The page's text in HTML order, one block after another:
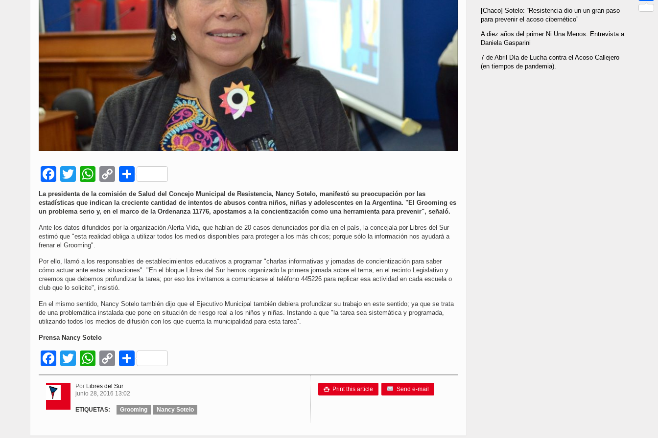
Facebook
TwitterWhatsApp
Copy
Link
Compartir
La presidenta de la comisión de Salud del Concejo Municipal de Resistencia, Nancy Sotelo, manifestó su preocupación por las
estadísticas que indican la creciente cantidad de intentos de abusos contra niños, niñas y adolescentes en la Argentina. "El Grooming es
un problema serio y, en el marco de la Ordenanza 11776, apostamos a la concientización como una herramienta para prevenir", señaló.
Ante los datos difundidos por la organización Alerta Vida, que hablan de 20 casos denunciados por día en el país, la concejala por Libres del Sur
estimó que "esta realidad obliga a utilizar todos los medios disponibles para proteger a los más chicos; porque sólo la información nos ayudará a
frenar el Grooming".
Por ello, llamó a los responsables de establecimientos educativos a programar "charlas informativas y jornadas de concientización para saber
cómo actuar ante estas situaciones". "En el bloque Libres del Sur hemos organizado la primera jornada sobre el tema, en el recinto Legislativo y
creemos que debemos profundizar la tarea; por eso los invitamos a comunicarse al teléfono 445226 para replicar esa actividad en cada escuela o
club que lo solicite", insistió.
En el mismo sentido, Nancy Sotelo también dijo que el Ejecutivo Municipal también debiera profundizar su trabajo en este sentido; ya que se trata
de una problemática instalada que pone en situación de riesgo real a los niños y niñas. Instando a que "la tarea sea sistemática y programada,
utilizando todos los medios de difusión con los que cuenta la municipalidad para esta tarea".
Prensa Nancy Sotelo
Facebook
TwitterWhatsApp
Copy
Link
Compartir
 Print this article Send e-mail
Por Libres del Sur
junio 28, 2016 13:02
ETIQUETAS: Grooming Nancy Sotelo
[Chaco] Sotelo: “Resistencia dio un un gran paso
para prevenir el acoso cibernético”
A diez años del primer Ni Una Menos. Entrevista a
Daniela Gasparini
7 de Abril Día de Lucha contra el Acoso Callejero
(en tiempos de pandemia).
Link